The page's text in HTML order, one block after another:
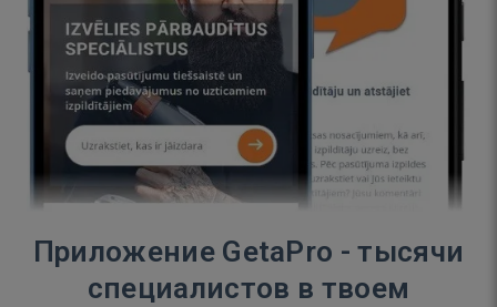
Приложение GetaPro - тысячи
специалистов в твоем